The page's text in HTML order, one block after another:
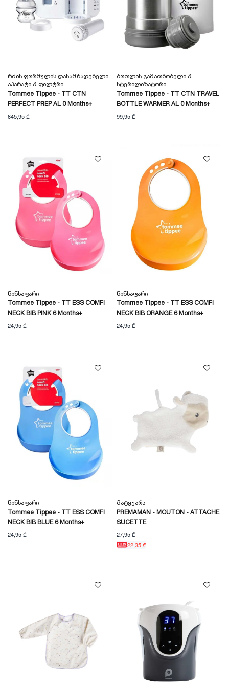
Რძის Ფორმულის Დასამზადებელი
Აპარატი & Ფილტრი
Tommee Tippee - TT CTN
PERFECT PREP AL 0 Months+
645,95 ₾
Ბოთლის Გამათბობელი &
Სტერილიზატორი
Tommee Tippee - TT CTN TRAVEL
BOTTLE WARMER AL 0 Months+
99,95 ₾
Წინსაფარი
Tommee Tippee - TT ESS COMFI
NECK BIB PINK 6 Months+
24,95 ₾
Წინსაფარი
Tommee Tippee - TT ESS COMFI
NECK BIB ORANGE 6 Months+
24,95 ₾
Წინსაფარი
Tommee Tippee - TT ESS COMFI
NECK BIB BLUE 6 Months+
24,95 ₾
Მატყუარა
PREMAMAN - MOUTON - ATTACHE
SUCETTE
27,95 ₾
22,35 ₾